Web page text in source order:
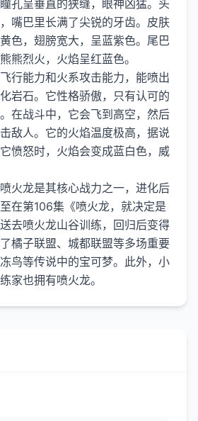
孔呈垂直的狭缝，眼神凶猛。头
嘴巴里长满了尖锐的牙齿。皮肤
色，翅膀宽大，呈蓝紫色。尾巴
熊烈火，火焰呈红蓝色。
行能力和火系攻击能力，能喷出
岩石。它性格骄傲，只有认可的
在战斗中，它会飞到高空，然后
敌人。它的火焰温度极高，据说
愤怒时，火焰会变成蓝白色，威
火龙是其核心战力之一，进化后
在第106集《喷火龙，就决定是
去喷火龙山谷训练，回归后变得
橘子联盟、城都联盟等多场重要
鸟等传说中的宝可梦。此外，小